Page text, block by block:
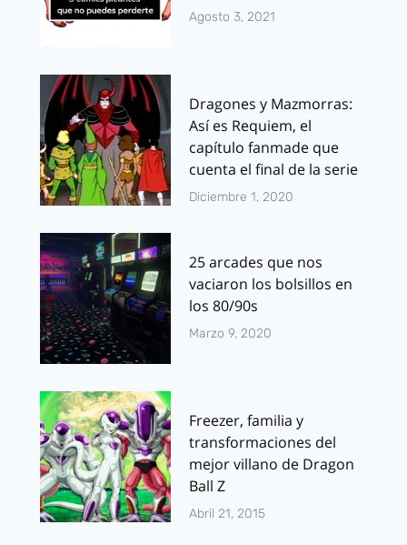
Agosto 3, 2021
Dragones y Mazmorras:
Así es Requiem, el
capítulo fanmade que
cuenta el final de la serie
Diciembre 1, 2020
25 arcades que nos
vaciaron los bolsillos en
los 80/90s
Marzo 9, 2020
Freezer, familia y
transformaciones del
mejor villano de Dragon
Ball Z
Abril 21, 2015